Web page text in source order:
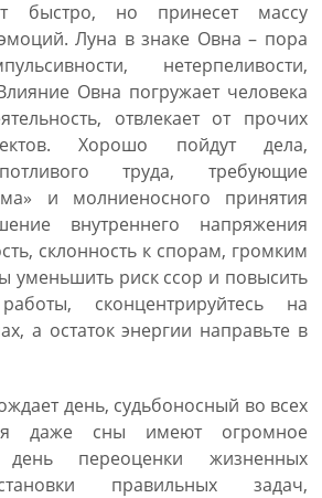
быстро, но принесет массу
Луна в знаке Овна – пора
нетерпеливости,
Овна погружает человека
отвлекает от прочих
Хорошо пойдут дела,
труда, требующие
и молниеносного принятия
внутреннего напряжения
склонность к спорам, громким
уменьшить риск ссор и повысить
сконцентрируйтесь на
а остаток энергии направьте в
день, судьбоносный во всех
даже сны имеют огромное
переоценки жизненных
правильных задач,